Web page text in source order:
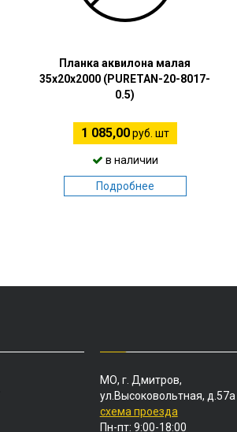
Планка аквилона малая
35х20х2000 (PURETAN-20-8017-
0.5)
1 085,00руб. шт
в наличии
Подробнее
МО, г. Дмитров,
ул.Высоковольтная, д.57а
схема проезда
Пн-пт: 9:00-18:00